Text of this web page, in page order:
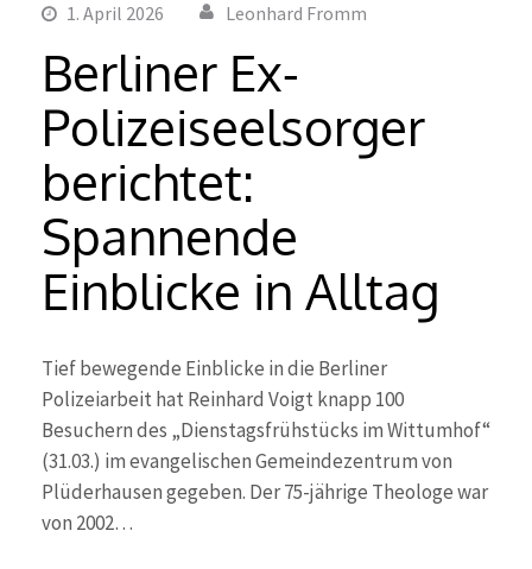
1. April 2026 Leonhard Fromm
Berliner Ex-
Polizeiseelsorger
berichtet:
Spannende
Einblicke in Alltag
Tief bewegende Einblicke in die Berliner
Polizeiarbeit hat Reinhard Voigt knapp 100
Besuchern des „Dienstagsfrühstücks im Wittumhof“
(31.03.) im evangelischen Gemeindezentrum von
Plüderhausen gegeben. Der 75-jährige Theologe war
von 2002…